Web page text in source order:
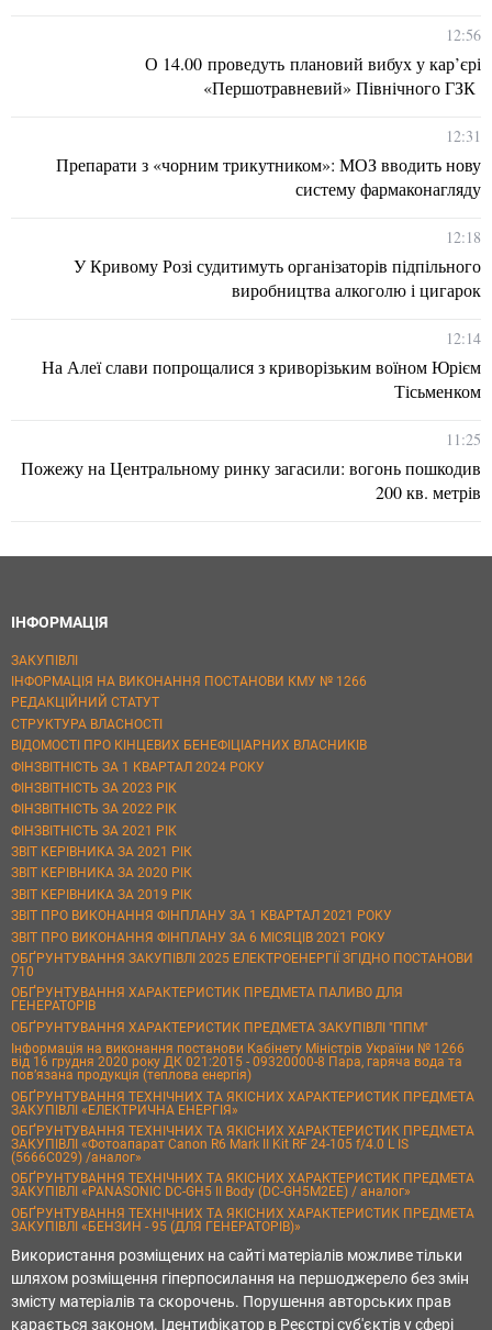
12:56
О 14.00 проведуть плановий вибух у кар’єрі
«Першотравневий» Північного ГЗК
12:31
Препарати з «чорним трикутником»: МОЗ вводить нову
систему фармаконагляду
12:18
У Кривому Розі судитимуть організаторів підпільного
виробництва алкоголю і цигарок
12:14
На Алеї слави попрощалися з криворізьким воїном Юрієм
Тісьменком
11:25
Пожежу на Центральному ринку загасили: вогонь пошкодив
200 кв. метрів
ІНФОРМАЦІЯ
ЗАКУПІВЛІ
ІНФОРМАЦІЯ НА ВИКОНАННЯ ПОСТАНОВИ КМУ № 1266
РЕДАКЦІЙНИЙ СТАТУТ
СТРУКТУРА ВЛАСНОСТІ
ВІДОМОСТІ ПРО КІНЦЕВИХ БЕНЕФІЦІАРНИХ ВЛАСНИКІВ
ФІНЗВІТНІСТЬ ЗА 1 КВАРТАЛ 2024 РОКУ
ФІНЗВІТНІСТЬ ЗА 2023 РІК
ФІНЗВІТНІСТЬ ЗА 2022 РІК
ФІНЗВІТНІСТЬ ЗА 2021 РІК
ЗВІТ КЕРІВНИКА ЗА 2021 РІК
ЗВІТ КЕРІВНИКА ЗА 2020 РІК
ЗВІТ КЕРІВНИКА ЗА 2019 РІК
ЗВІТ ПРО ВИКОНАННЯ ФІНПЛАНУ ЗА 1 КВАРТАЛ 2021 РОКУ
ЗВІТ ПРО ВИКОНАННЯ ФІНПЛАНУ ЗА 6 МІСЯЦІВ 2021 РОКУ
ОБҐРУНТУВАННЯ ЗАКУПІВЛІ 2025 ЕЛЕКТРОЕНЕРГІЇ ЗГІДНО ПОСТАНОВИ
710
ОБҐРУНТУВАННЯ ХАРАКТЕРИСТИК ПРЕДМЕТА ПАЛИВО ДЛЯ
ГЕНЕРАТОРІВ
ОБҐРУНТУВАННЯ ХАРАКТЕРИСТИК ПРЕДМЕТА ЗАКУПІВЛІ "ППМ"
Інформація на виконання постанови Кабінету Міністрів України № 1266
від 16 грудня 2020 року ДК 021:2015 - 09320000-8 Пара, гаряча вода та
пов’язана продукція (теплова енергія)
ОБҐРУНТУВАННЯ ТЕХНІЧНИХ ТА ЯКІСНИХ ХАРАКТЕРИСТИК ПРЕДМЕТА
ЗАКУПІВЛІ «ЕЛЕКТРИЧНА ЕНЕРГІЯ»
ОБҐРУНТУВАННЯ ТЕХНІЧНИХ ТА ЯКІСНИХ ХАРАКТЕРИСТИК ПРЕДМЕТА
ЗАКУПІВЛІ «Фотоапарат Canon R6 Mark II Kit RF 24-105 f/4.0 L IS
(5666C029) /аналог»
ОБҐРУНТУВАННЯ ТЕХНІЧНИХ ТА ЯКІСНИХ ХАРАКТЕРИСТИК ПРЕДМЕТА
ЗАКУПІВЛІ «PANASONIC DC-GH5 II Body (DC-GH5M2EE) / аналог»
ОБҐРУНТУВАННЯ ТЕХНІЧНИХ ТА ЯКІСНИХ ХАРАКТЕРИСТИК ПРЕДМЕТА
ЗАКУПІВЛІ «БЕНЗИН - 95 (ДЛЯ ГЕНЕРАТОРІВ)»
Використання розміщених на сайті матеріалів можливе тільки
шляхом розміщення гіперпосилання на першоджерело без змін
змісту матеріалів та скорочень. Порушення авторських прав
карається законом. Ідентифікатор в Реєстрі суб'єктів у сфері